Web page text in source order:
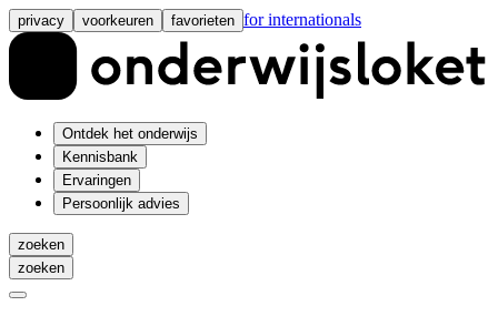
privacy voorkeuren favorieten for internationals
Ontdek het onderwijs
Kennisbank
Ervaringen
Persoonlijk advies
zoeken
zoeken